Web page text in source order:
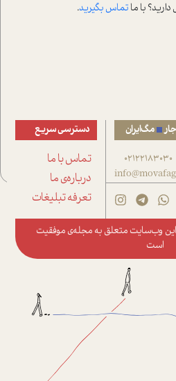
دارید؟ با ماتماس بگیرید.
جار مگ‌ایران
02122183030
دسترسی سریع
تماس با ما
درباره‌ی ما
تعرفه تبلیغات
وب‌سایت متعلق به مجله‌ی موفقیت
است